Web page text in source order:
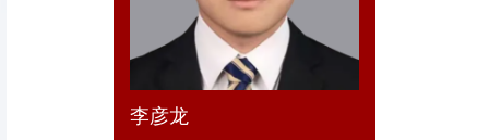
李彦龙